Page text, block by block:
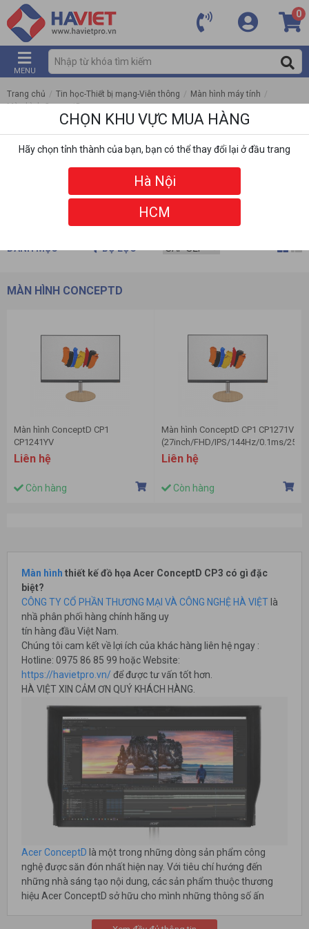
0
MENU
Trang chủ / Tin học-Thiết bị mạng-Viễn thông / Màn hình máy tính /
Màn hình ConceptD
DANH MỤC BỘ LỌC
MÀN HÌNH CONCEPTD
Màn hình ConceptD CP1
CP1241YV
(23.8inch/FHD/IPS/144Hz/0.1ms/250nits/HDMI+DP)
Liên hệ
Còn hàng
Màn hình ConceptD CP1 CP1271V
(27inch/FHD/IPS/144Hz/0.1ms/
Liên hệ
Còn hàng
Màn hình thiết kế đồ họa Acer ConceptD CP3 có gì đặc
biệt?
CÔNG TY CỔ PHẦN THƯƠNG MẠI VÀ CÔNG NGHỆ HÀ VIỆT là
nhầ phân phối hàng chính hãng uy
tín hàng đầu Việt Nam.
Chúng tôi cam kết về lợi ích của khác hàng liên hệ ngay :
Hotline: 0975 86 85 99 hoặc Website:
https://havietpro.vn/ để được tư vấn tốt hơn.
HÀ VIỆT XIN CẢM ƠN QUÝ KHÁCH HÀNG.
Acer ConceptD là một trong những dòng sản phẩm công
nghệ được săn đón nhất hiện nay. Với tiêu chí hướng đến
những nhà sáng tạo nội dung, các sản phẩm thuộc thương
hiệu Acer ConceptD sở hữu cho mình những thông số ấn
thời thượng, sang trọng. Trong bài viết ngày hôm nay, hãy
CHỌN KHU VỰC MUA HÀNG
Hãy chọn tỉnh thành của bạn, bạn có thể thay đổi lại ở đầu trang
Hà Nội
HCM